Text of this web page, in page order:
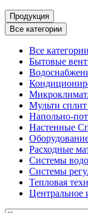
Продукция
Все категории
Все категории
Бытовые
Мульти
Напольно-
Настенные
Расходные
Системы
Системы
Тепловая
Центральное